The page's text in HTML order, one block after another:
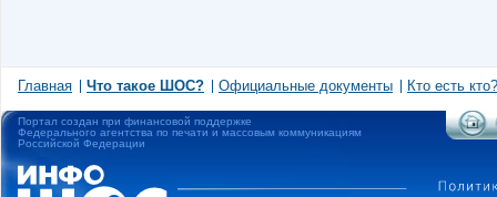
Главная Что такое ШОС? Официальные документы Кто есть кто?
Портал создан при финансовой поддержке
Федерального агентства по печати и массовым коммуникациям
Российской Федерации